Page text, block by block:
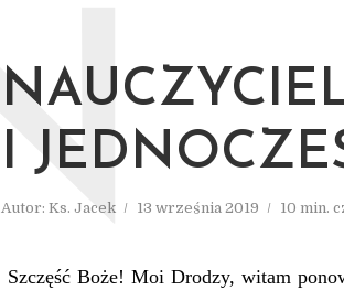
I
Autor: Ks. Jacek 13 września 2019 10 min.
N
Szczęść Boże! Moi Drodzy, witam